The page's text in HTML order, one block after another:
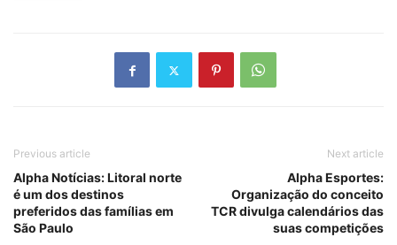
Previous article
Alpha Notícias: Litoral norte
é um dos destinos
preferidos das famílias em
São Paulo
Next article
Alpha Esportes:
Organização do conceito
TCR divulga calendários das
suas competições